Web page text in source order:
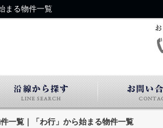
まる物件一覧
一覧｜「わ行」から始まる物件一覧